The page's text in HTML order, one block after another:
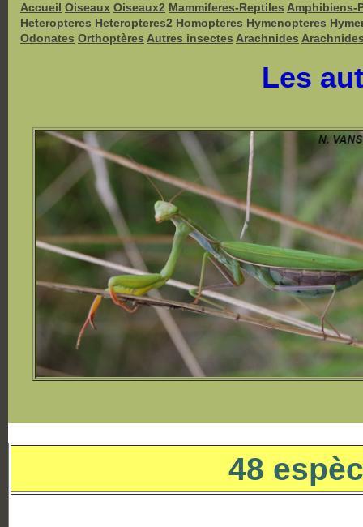
Accueil Oiseaux Oiseaux2 Mammiferes-Reptiles Amphibiens-
Heteropteres Heteropteres2 Homopteres Hymenopteres
Odonates Orthoptères Autres insectes Arachnides
Les
48